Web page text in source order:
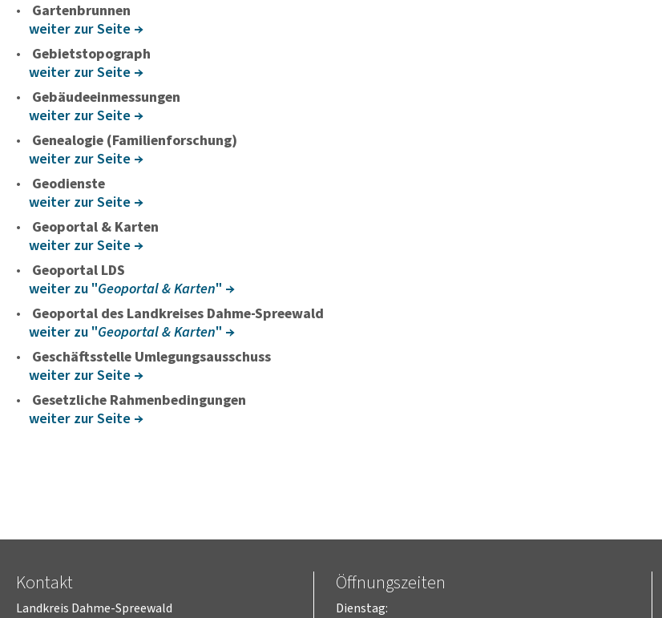
Gartenbrunnen
weiter zur Seite
Gebietstopograph
weiter zur Seite
Gebäudeeinmessungen
weiter zur Seite
Genealogie (Familienforschung)
weiter zur Seite
Geodienste
weiter zur Seite
Geoportal & Karten
weiter zur Seite
Geoportal LDS
weiter zu "Geoportal & Karten"
Geoportal des Landkreises Dahme-Spreewald
weiter zu "Geoportal & Karten"
Geschäftsstelle Umlegungsausschuss
weiter zur Seite
Gesetzliche Rahmenbedingungen
weiter zur Seite
Kontakt
Landkreis Dahme-Spreewald
Öffnungszeiten
Dienstag: